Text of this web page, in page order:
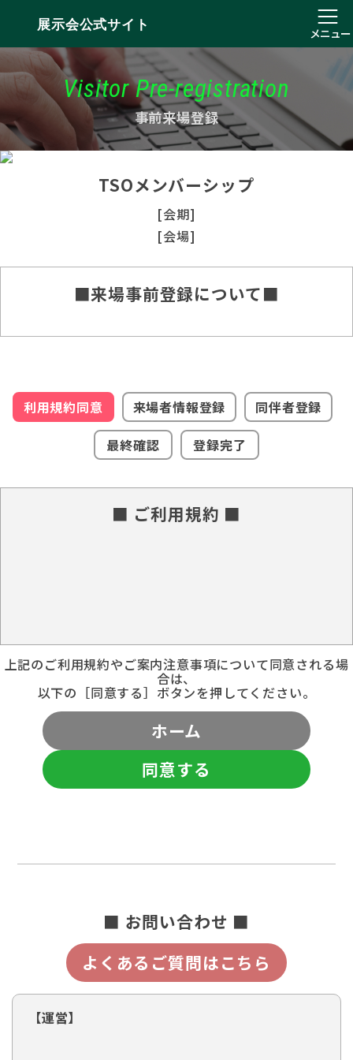
展示会公式サイト
メニュー
Visitor Pre-registration
事前来場登録
TSOメンバーシップ
[会期]
[会場]
■来場事前登録について■
利用規約同意 来場者情報登録
同伴者登録
最終確認
登録完了
■ ご利用規約 ■
上記のご利用規約やご案内注意事項について同意される場
合は、
以下の［同意する］ボタンを押してください。
ホーム
同意する
■ お問い合わせ ■
よくあるご質問はこちら
【運営】